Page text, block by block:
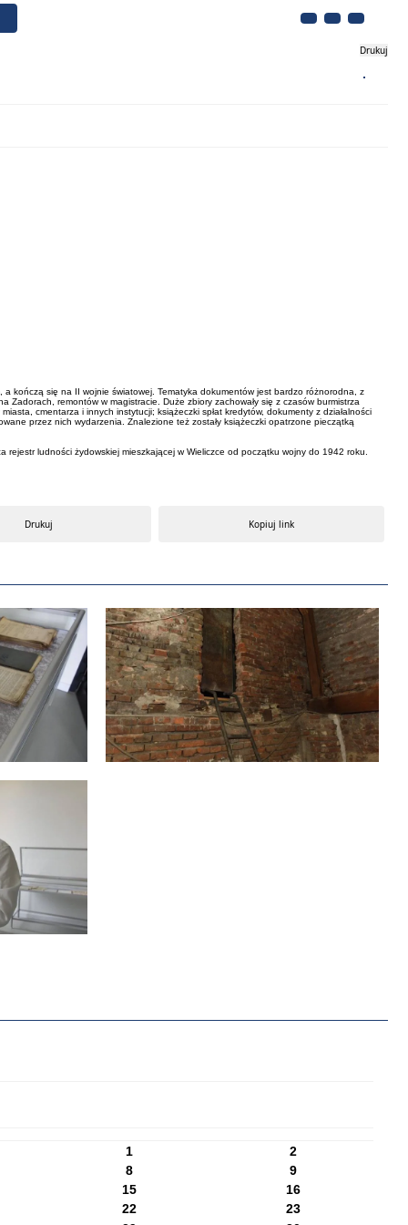
Drukuj
kończą się na II wojnie światowej. Tematyka dokumentów jest bardzo różnorodna, z
remontów w magistracie. Duże zbiory zachowały się z czasów burmistrza
cmentarza i innych instytucji; książeczki spłat kredytów, dokumenty z działalności
przez nich wydarzenia. Znalezione też zostały książeczki opatrzone pieczątką
ludności żydowskiej mieszkającej w Wieliczce od początku wojny do 1942 roku.
Drukuj Kopiuj link
1
2
8
9
15
16
22
23